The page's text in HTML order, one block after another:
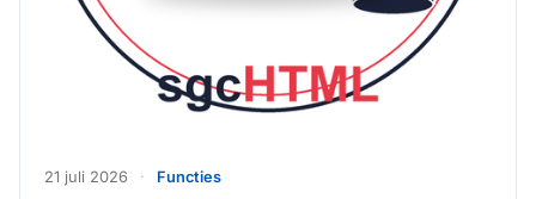
21 juli 2026 · Functies